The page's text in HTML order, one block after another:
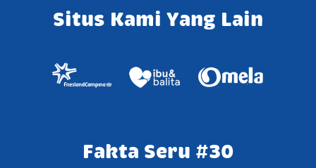
Situs Kami Yang Lain
Fakta Seru #30